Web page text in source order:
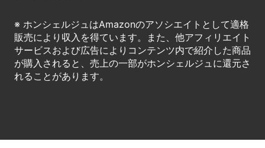
※ ホンシェルジュはAmazonのアソシエイトとして適格
販売により収入を得ています。また、他アフィリエイト
サービスおよび広告によりコンテンツ内で紹介した商品
が購入されると、売上の一部がホンシェルジュに還元さ
れることがあります。